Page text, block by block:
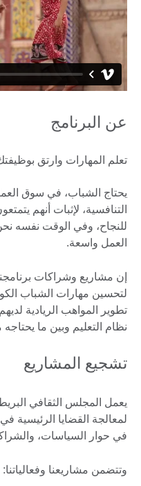
عن البرنامج
تعلم المهارات وارتق
يحتاج الشباب، في سوق
التنافسية، لإثبات أنهم
للنجاح، وفي الوقت نفسه
العمل واسعة.
إن مشاريع وشراكات
لتحسين مهارات الشباب
تطوير المواهب الريادية
نظام التعليم وبين ما
تشجيع المشاريع
يعمل المجلس الثقافي
لمعالجة القضايا الرئيسية
في حوار السياسات،
وتتضمن مشاريعنا وفعالياتنا: